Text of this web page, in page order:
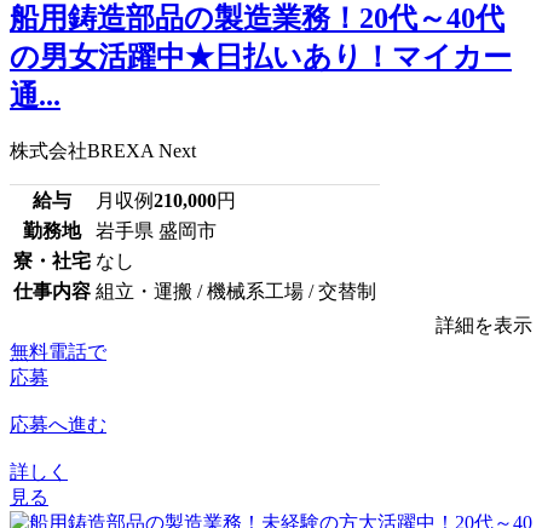
船用鋳造部品の製造業務！20代～40代
の男女活躍中★日払いあり！マイカー
通...
株式会社BREXA Next
給与 月収例210,000円
勤務地
岩手県 盛岡市
寮・社宅 なし
仕事内容 組立・運搬 / 機械系工場 / 交替制
詳細を表示
無料電話で
応募
応募へ進む
詳しく
見る